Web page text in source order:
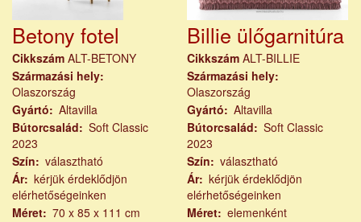
Betony fotel
Cikkszám ALT-BETONY
Származási hely
Olaszország
Gyártó
Altavilla
Bútorcsalád
Soft Classic
2023
Szín
választható
Ár kérjük érdeklődjön
elérhetőségeinken
Méret 70 x 85 x 111 cm
Billie ülőgarnitúra
Cikkszám ALT-BILLIE
Származási hely
Olaszország
Gyártó
Altavilla
Bútorcsalád
Soft Classic
2023
Szín
választható
Ár
kérjük érdeklődjön
elérhetőségeinken
Méret
elemenként